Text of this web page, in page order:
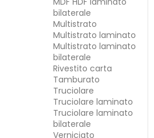
bilaterale
Multistrato
Multistrato laminato
Multistrato laminato
bilaterale
Rivestito carta
Tamburato
Truciolare
Truciolare laminato
Truciolare laminato
bilaterale
Verniciato